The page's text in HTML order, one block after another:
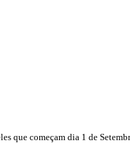
que começam dia 1 de